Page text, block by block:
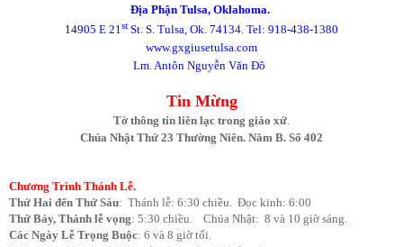
Địa Phận Tulsa, Oklahoma.
14905 E 21 st St. S. Tulsa, Ok. 74134. Tel: 918-438-1380
www.gxgiusetulsa.com
Lm. Antôn Nguyễn Văn Đô
Tin Mừng
Tờ thông tin liên lạc trong giáo xứ
Chúa Nhật Thứ 23 Thường Niên. Năm B. Số 402
Chương Trình Thánh Lễ.
Thứ Hai đến Thứ Sáu: Thánh lễ: 6:30 chiều. Đọc kinh: 6:00
Thứ Bảy, Thánh lễ vọng: 5:30 chiều. Chúa Nhật: 8 và 10 giờ sáng.
Các Ngày Lễ Trọng Buộc: 6 và 8 giờ tối.